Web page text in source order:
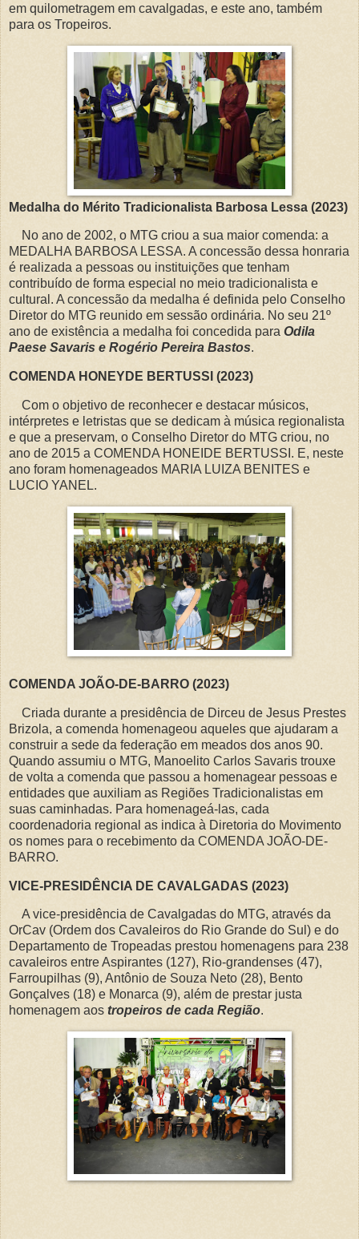
em quilometragem em cavalgadas, e este ano, também
para os Tropeiros.
Medalha do Mérito Tradicionalista Barbosa Lessa (2023)
No ano de 2002, o MTG criou a sua maior comenda: a
MEDALHA BARBOSA LESSA. A concessão dessa honraria
é realizada a pessoas ou instituições que tenham
contribuído de forma especial no meio tradicionalista e
cultural. A concessão da medalha é definida pelo Conselho
Diretor do MTG reunido em sessão ordinária. No seu 21º
ano de existência a medalha foi concedida para Odila
Paese Savaris e Rogério Pereira Bastos.
COMENDA HONEYDE BERTUSSI (2023)
Com o objetivo de reconhecer e destacar músicos,
intérpretes e letristas que se dedicam à música regionalista
e que a preservam, o Conselho Diretor do MTG criou, no
ano de 2015 a COMENDA HONEIDE BERTUSSI. E, neste
ano foram homenageados MARIA LUIZA BENITES e
LUCIO YANEL.
COMENDA JOÃO-DE-BARRO (2023)
Criada durante a presidência de Dirceu de Jesus Prestes
Brizola, a comenda homenageou aqueles que ajudaram a
construir a sede da federação em meados dos anos 90.
Quando assumiu o MTG, Manoelito Carlos Savaris trouxe
de volta a comenda que passou a homenagear pessoas e
entidades que auxiliam as Regiões Tradicionalistas em
suas caminhadas. Para homenageá-las, cada
coordenadoria regional as indica à Diretoria do Movimento
os nomes para o recebimento da COMENDA JOÃO-DE-
BARRO.
VICE-PRESIDÊNCIA DE CAVALGADAS (2023)
A vice-presidência de Cavalgadas do MTG, através da
OrCav (Ordem dos Cavaleiros do Rio Grande do Sul) e do
Departamento de Tropeadas prestou homenagens para 238
cavaleiros entre Aspirantes (127), Rio-grandenses (47),
Farroupilhas (9), Antônio de Souza Neto (28), Bento
Gonçalves (18) e Monarca (9), além de prestar justa
homenagem aos tropeiros de cada Região.